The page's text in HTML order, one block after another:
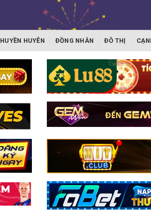
HUYỀN HUYỄN ĐỒNG NHÂN ĐÔ THỊ